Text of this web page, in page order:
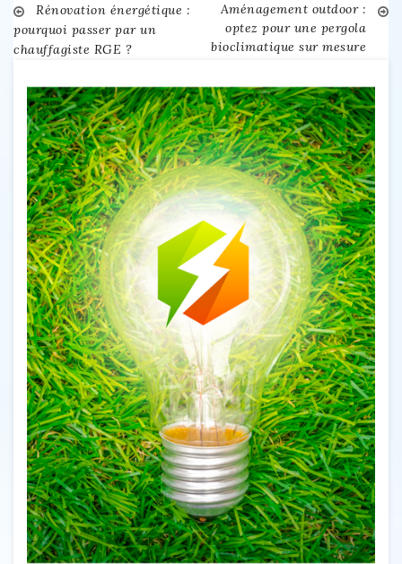
Navigation
de
l’article
Rénovation énergétique :
pourquoi passer par un
chauffagiste RGE ?
Aménagement outdoor :
optez pour une pergola
bioclimatique sur mesure